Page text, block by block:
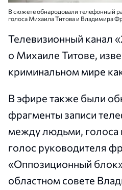
В сюжете обнародовали телефонный
голоса Михаила Титова и Владимира
Телевизионный канал
о Михаиле Титове,
криминальном мире
В эфире также были
фрагменты записи
между людьми, голоса
голос руководителя
«Оппозиционный
областном совете